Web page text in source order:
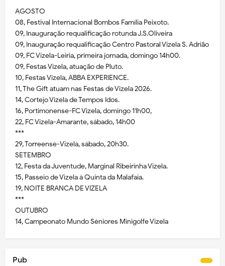
AGOSTO
08, Festival Internacional Bombos Família Peixoto.
09, Inauguração requalificação rotunda J.S.Oliveira
09, Inauguração requalificação Centro Pastoral Vizela S. Adrião
09, FC Vizela-Leiria, primeira jornada, domingo 14h00.
09, Festas Vizela, atuação de Pluto.
10, Festas Vizela, ABBA EXPERIENCE.
11, The Gift atuam nas Festas de Vizela 2026.
14, Cortejo Vizela de Tempos Idos.
16, Portimonense-FC Vizela, domingo 11h00,
22, FC Vizela-Amarante, sábado, 14h00
***
29, Torreense-Vizela, sábado, 20h30.
SETEMBRO
12, Festa da Juventude, Marginal Ribeirinha Vizela.
15, Passeio de Vizela à Quinta da Malafaia.
19, NOITE BRANCA DE VIZELA
***
OUTUBRO
14, Campeonato Mundo Séniores Minigolfe Vizela
Pub